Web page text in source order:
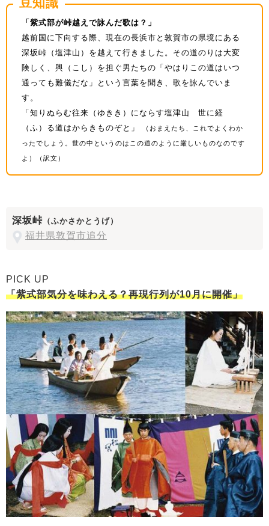
豆知識
「紫式部が峠越えで詠んだ歌は？」
越前国に下向する際、現在の長浜市と敦賀市の県境にある
深坂峠（塩津山）を越えて行きました。その道のりは大変
険しく、輿（こし）を担ぐ男たちの「やはりこの道はいつ
通っても難儀だな」という言葉を聞き、歌を詠んでいま
す。
「知りぬらむ往来（ゆきき）にならす塩津山 世に経
（ふ）る道はからきものぞと」
（おまえたち、これでよくわか
ったでしょう。世の中というのはこの道のように厳しいものなのです
よ）（訳文）
深坂峠 （ふかさかとうげ）
福井県敦賀市追分
PICK UP
「紫式部気分を味わえる？再現行列が10月に開催」